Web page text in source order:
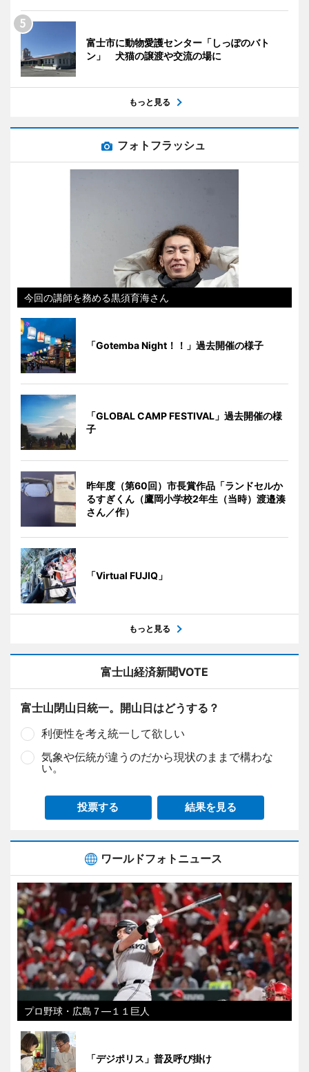
富士市に動物愛護センター「しっぽのバト
ン」 犬猫の譲渡や交流の場に
もっと見る
フォトフラッシュ
今回の講師を務める黒須育海さん
「Gotemba Night！！」過去開催の様子
「GLOBAL CAMP FESTIVAL」過去開催の様
子
昨年度（第60回）市長賞作品「ランドセルか
るすぎくん（鷹岡小学校2年生（当時）渡邉湊
さん／作）
「Virtual FUJIQ」
もっと見る
富士山経済新聞VOTE
富士山閉山日統一。開山日はどうする？
利便性を考え統一して欲しい
気象や伝統が違うのだから現状のままで構わな
い。
投票する 結果を見る
ワールドフォトニュース
プロ野球・広島７―１１巨人
「デジポリス」普及呼び掛け